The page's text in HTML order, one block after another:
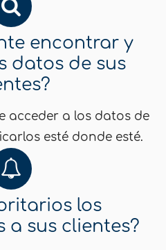
encontrar y
datos de sus
acceder a los datos de
esté donde esté.
los
a sus clientes?